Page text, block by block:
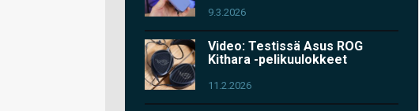
9.3.2026
Video: Testissä Asus ROG
Kithara -pelikuulokkeet
11.2.2026